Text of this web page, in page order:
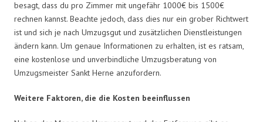
besagt, dass du pro Zimmer mit ungefähr 1000€ bis 1500€
rechnen kannst. Beachte jedoch, dass dies nur ein grober Richtwert
ist und sich je nach Umzugsgut und zusätzlichen Dienstleistungen
ändern kann. Um genaue Informationen zu erhalten, ist es ratsam,
eine kostenlose und unverbindliche Umzugsberatung von
Umzugsmeister Sankt Herne anzufordern.
Weitere Faktoren, die die Kosten beeinflussen